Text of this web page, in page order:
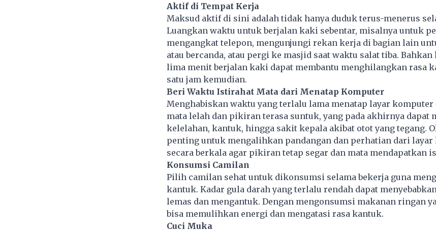
Aktif di Tempat Kerja
Maksud aktif di sini adalah tidak hanya duduk terus-menerus
Luangkan waktu untuk berjalan kaki sebentar, misalnya untuk
mengangkat telepon, mengunjungi rekan kerja di bagian lain
atau bercanda, atau pergi ke masjid saat waktu salat tiba. Bahkan
lima menit berjalan kaki dapat membantu menghilangkan rasa
satu jam kemudian.
Beri Waktu Istirahat Mata dari Menatap Komputer
Menghabiskan waktu yang terlalu lama menatap layar komputer
mata lelah dan pikiran terasa suntuk, yang pada akhirnya dapat
kelelahan, kantuk, hingga sakit kepala akibat otot yang tegang.
penting untuk mengalihkan pandangan dan perhatian dari layar
secara berkala agar pikiran tetap segar dan mata mendapatkan
Konsumsi Camilan
Pilih camilan sehat untuk dikonsumsi selama bekerja guna
kantuk. Kadar gula darah yang terlalu rendah dapat
lemas dan mengantuk. Dengan mengonsumsi makanan ringan
bisa memulihkan energi dan mengatasi rasa kantuk.
Cuci Muka